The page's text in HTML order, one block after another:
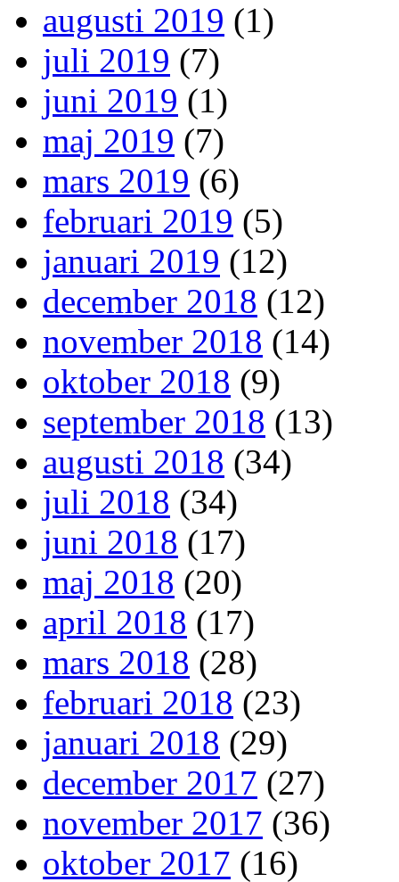
augusti 2019 (1)
juli 2019 (7)
juni 2019 (1)
maj 2019 (7)
mars 2019 (6)
februari 2019 (5)
januari 2019 (12)
december 2018 (12)
november 2018 (14)
oktober 2018 (9)
september 2018 (13)
augusti 2018 (34)
juli 2018 (34)
juni 2018 (17)
maj 2018 (20)
april 2018 (17)
mars 2018 (28)
februari 2018 (23)
januari 2018 (29)
december 2017 (27)
november 2017 (36)
oktober 2017 (16)